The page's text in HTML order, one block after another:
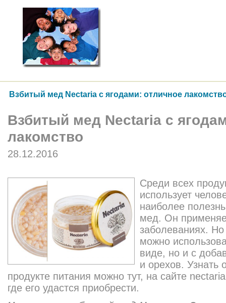
Взбитый мед Nectaria с ягодами: отличное
Взбитый мед Nectaria с
лакомство
28.12.2016
Среди всех
использует
наиболее
мед. Он
заболеваниях. Но
можно
виде, но и с
и орехов. Узнать
продукте питания можно тут, на сайте
где его удастся приобрести.